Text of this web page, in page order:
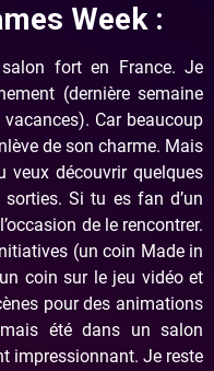
Week :
fort en France. Je
(dernière semaine
Car beaucoup
de son charme. Mais
veux découvrir quelques
Si tu es fan d’un
de le rencontrer.
(un coin Made in
coin sur le jeu vidéo et
pour des animations
été dans un salon
impressionnant. Je reste